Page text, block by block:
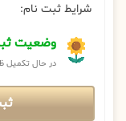
شرایط ثبت نام:
وضعیت
در حال تکمیل